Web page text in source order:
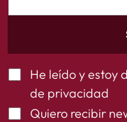
He leído y estoy
de privacidad
Quiero recibir